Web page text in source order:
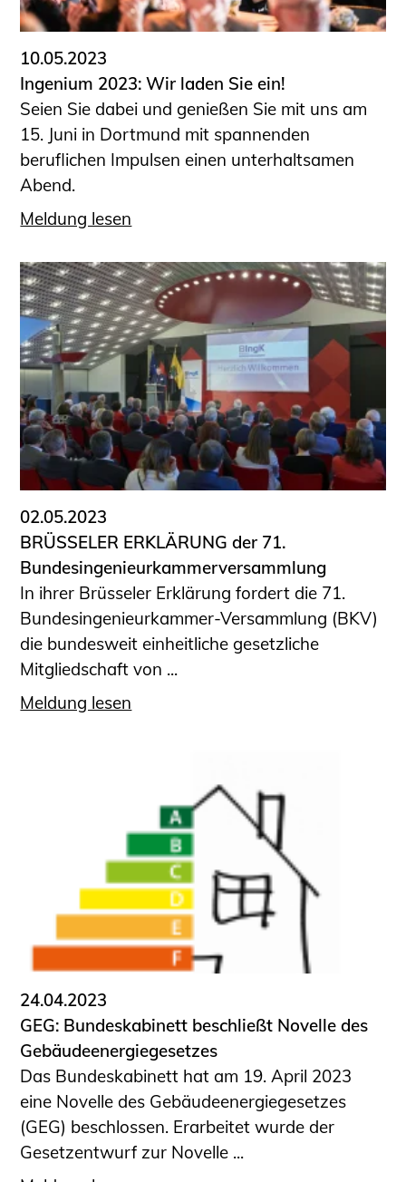
10.05.2023
Ingenium 2023: Wir laden Sie ein!
Seien Sie dabei und genießen Sie mit uns am
15. Juni in Dortmund mit spannenden
beruflichen Impulsen einen unterhaltsamen
Abend.
Meldung lesen
02.05.2023
BRÜSSELER ERKLÄRUNG der 71.
Bundesingenieurkammerversammlung
In ihrer Brüsseler Erklärung fordert die 71.
Bundesingenieurkammer-Versammlung (BKV)
die bundesweit einheitliche gesetzliche
Mitgliedschaft von ...
Meldung lesen
24.04.2023
GEG: Bundeskabinett beschließt Novelle des
Gebäudeenergiegesetzes
Das Bundeskabinett hat am 19. April 2023
eine Novelle des Gebäudeenergiegesetzes
(GEG) beschlossen. Erarbeitet wurde der
Gesetzentwurf zur Novelle ...